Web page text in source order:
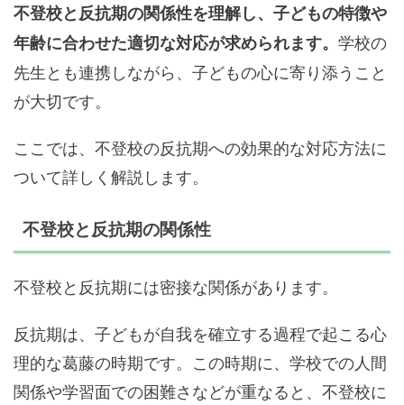
不登校と反抗期の関係性を理解し、子どもの特徴や
年齢に合わせた適切な対応が求められます。 学校の
先生とも連携しながら、子どもの心に寄り添うこと
が大切です。
ここでは、不登校の反抗期への効果的な対応方法に
ついて詳しく解説します。
不登校と反抗期の関係性
不登校と反抗期には密接な関係があります。
反抗期は、子どもが自我を確立する過程で起こる心
理的な葛藤の時期です。この時期に、学校での人間
関係や学習面での困難さなどが重なると、不登校に